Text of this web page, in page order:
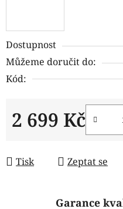
Dostupnost
Můžeme doručit do:
Kód:
2 699 Kč
Tisk Zeptat se
Garance